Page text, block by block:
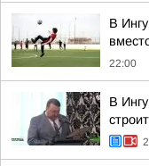
В
22:00
В